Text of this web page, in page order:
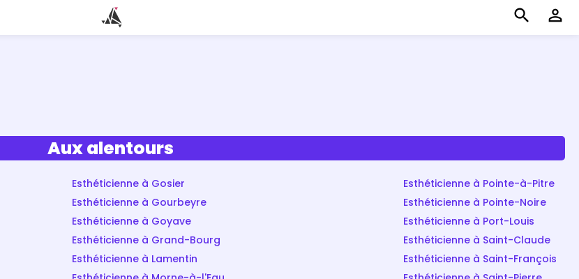
search perm_identity
Aux alentours
Esthéticienne à Gosier
Esthéticienne à Gourbeyre
Esthéticienne à Goyave
Esthéticienne à Grand-Bourg
Esthéticienne à Lamentin
Esthéticienne à Pointe-à-Pitre
Esthéticienne à Pointe-Noire
Esthéticienne à Port-Louis
Esthéticienne à Saint-Claude
Esthéticienne à Saint-François